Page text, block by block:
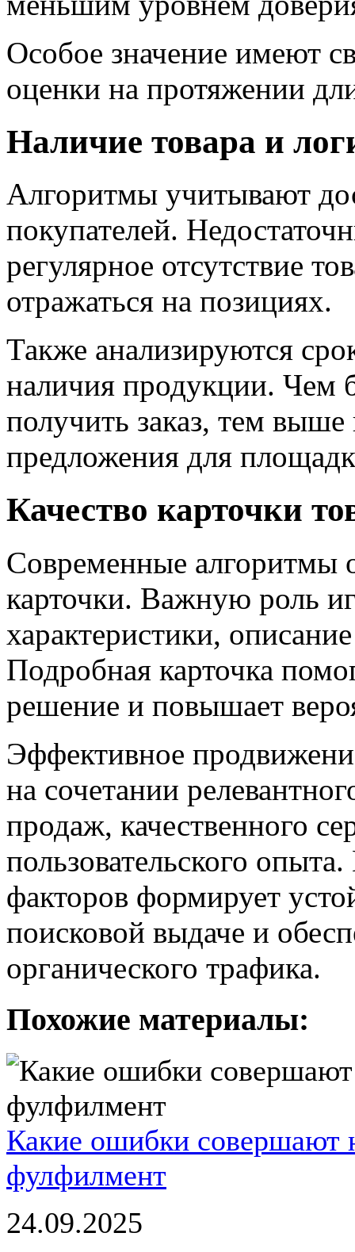
Особое значение имеют
оценки на протяжении
Наличие товара и
Алгоритмы учитывают
покупателей.
регулярное отсутствие
отражаться на позициях.
Также анализируются
наличия продукции. Чем
получить заказ, тем выше
предложения для
Качество карточки
Современные алгоритмы
карточки. Важную роль
характеристики,
Подробная карточка
решение и повышает
Эффективное
на сочетании
продаж, качественного
пользовательского
факторов формирует
поисковой выдаче и
органического трафика.
Похожие материалы:
Какие ошибки совершают
фулфилмент
24.09.2025